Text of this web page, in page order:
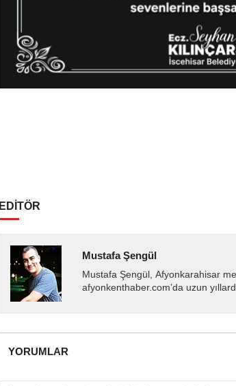
EDİTÖR
Mustafa Şengül
Mustafa Şengül, Afyonkarahisar
afyonkenthaber.com’da uzun
YORUMLAR